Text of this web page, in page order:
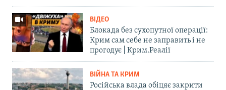
ВІДЕО
Блокада без сухопутної операції:
Крим сам себе не заправить і не
прогодує | Крим.Реалії
ВІЙНА ТА КРИМ
Російська влада обіцяє закрити